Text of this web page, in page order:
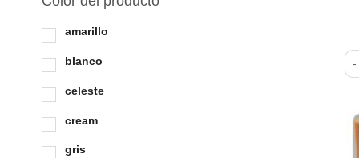
amarillo
blanco
celeste
cream
gris